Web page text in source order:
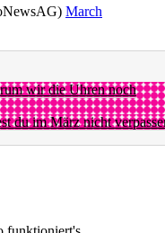
March
wir die Uhren noch
du im März nicht